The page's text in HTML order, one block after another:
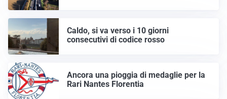
Caldo, si va verso i 10 giorni
consecutivi di codice rosso
Ancora una pioggia di medaglie per la
Rari Nantes Florentia